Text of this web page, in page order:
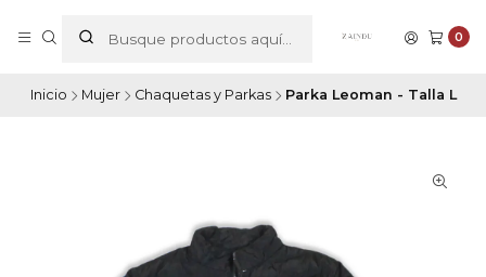
0
Inicio Mujer Chaquetas y Parkas Parka Leoman - Talla L